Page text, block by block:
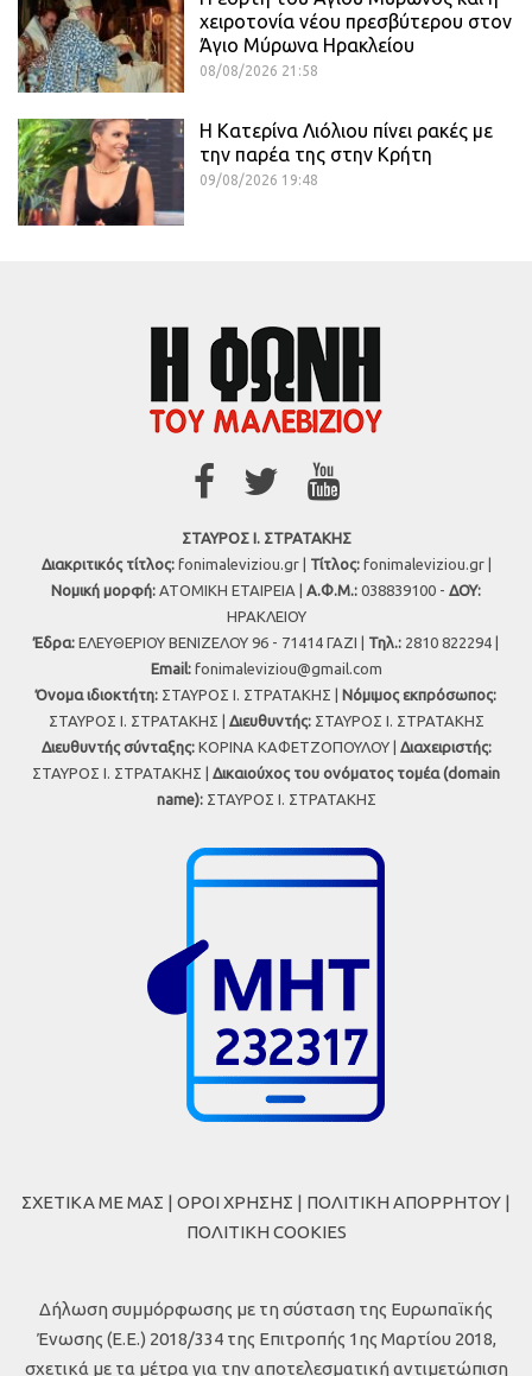
χειροτονία νέου πρεσβύτερου στον
Άγιο Μύρωνα Ηρακλείου
08/08/2026 21:58
Η Κατερίνα Λιόλιου πίνει ρακές με
την παρέα της στην Κρήτη
09/08/2026 19:48
ΣΤΑΥΡΟΣ Ι. ΣΤΡΑΤΑΚΗΣ
Διακριτικός τίτλος:fonimaleviziou.gr | Τίτλος:fonimaleviziou.gr |
Νομική μορφή: ΑΤΟΜΙΚΗ ΕΤΑΙΡΕΙΑ | Α.Φ.Μ.: 038839100 - ΔΟΥ:
ΗΡΑΚΛΕΙΟΥ
Έδρα: ΕΛΕΥΘΕΡΙΟΥ ΒΕΝΙΖΕΛΟΥ 96 - 71414 ΓΑΖΙ | Τηλ.: 2810 822294 |
Εmail: fonimaleviziou@gmail.com
Όνομα ιδιοκτήτη: ΣΤΑΥΡΟΣ Ι. ΣΤΡΑΤΑΚΗΣ | Νόμιμος εκπρόσωπος:
ΣΤΑΥΡΟΣ Ι. ΣΤΡΑΤΑΚΗΣ | Διευθυντής:ΣΤΑΥΡΟΣ Ι. ΣΤΡΑΤΑΚΗΣ
Διευθυντής σύνταξης:ΚΟΡΙΝΑ ΚΑΦΕΤΖΟΠΟΥΛΟΥ | Διαχειριστής:
ΣΤΑΥΡΟΣ Ι. ΣΤΡΑΤΑΚΗΣ | Δικαιούχος του ονόματος τομέα (domain
name):ΣΤΑΥΡΟΣ Ι. ΣΤΡΑΤΑΚΗΣ
ΣΧΕΤΙΚΑ ΜΕ ΜΑΣ | ΟΡΟΙ ΧΡΗΣΗΣ | ΠΟΛΙΤΙΚΗ ΑΠΟΡΡΗΤΟΥ |
ΠΟΛΙΤΙΚΗ COOKIES
Δήλωση συμμόρφωσης με τη σύσταση της Ευρωπαϊκής
Ένωσης (Ε.Ε.) 2018/334 της Επιτροπής 1ης Μαρτίου 2018,
σχετικά με τα μέτρα για την αποτελεσματική αντιμετώπιση